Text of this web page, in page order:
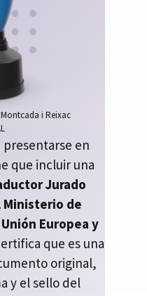
i Reixac
en
que incluir una
Jurado
de
Europea y
que es una
original,
y el sello del